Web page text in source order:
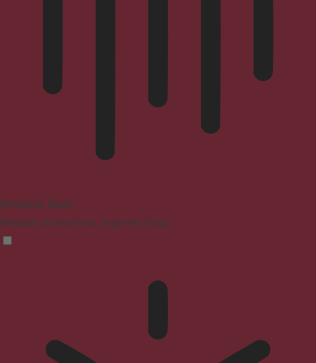
Blindness Mode
Reduces distractions, improves focus